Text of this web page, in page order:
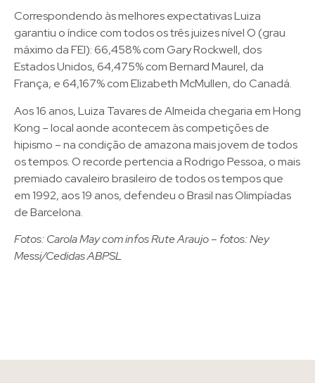
Correspondendo às melhores expectativas Luiza
garantiu o índice com todos os três juizes nível O (grau
máximo da FEI): 66,458% com Gary Rockwell, dos
Estados Unidos, 64,475% com Bernard Maurel, da
França, e 64,167% com Elizabeth McMullen, do Canadá.
Aos 16 anos, Luiza Tavares de Almeida chegaria em Hong
Kong – local aonde acontecem às competições de
hipismo – na condição de amazona mais jovem de todos
os tempos. O recorde pertencia a Rodrigo Pessoa, o mais
premiado cavaleiro brasileiro de todos os tempos que
em 1992, aos 19 anos, defendeu o Brasil nas Olimpíadas
de Barcelona.
Fotos: Carola May com infos Rute Araujo – fotos: Ney
Messi/Cedidas ABPSL